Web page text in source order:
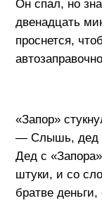
Он спал, но
двенадцать
проснется,
«Запор»
— Слышь, дед
Дед с
штуки, и со
братве